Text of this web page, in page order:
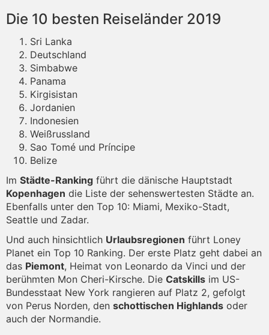
Die 10 besten Reiseländer 2019
Sri Lanka
Deutschland
Simbabwe
Panama
Kirgisistan
Jordanien
Indonesien
Weißrussland
Sao Tomé und Príncipe
Belize
Im Städte-Ranking führt die dänische Hauptstadt
Kopenhagen die Liste der sehenswertesten Städte an.
Ebenfalls unter den Top 10: Miami, Mexiko-Stadt,
Seattle und Zadar.
Und auch hinsichtlich Urlaubsregionen führt Loney
Planet ein Top 10 Ranking. Der erste Platz geht dabei an
das Piemont, Heimat von Leonardo da Vinci und der
berühmten Mon Cheri-Kirsche. Die Catskills im US-
Bundesstaat New York rangieren auf Platz 2, gefolgt
von Perus Norden, den schottischen Highlands oder
auch der Normandie.